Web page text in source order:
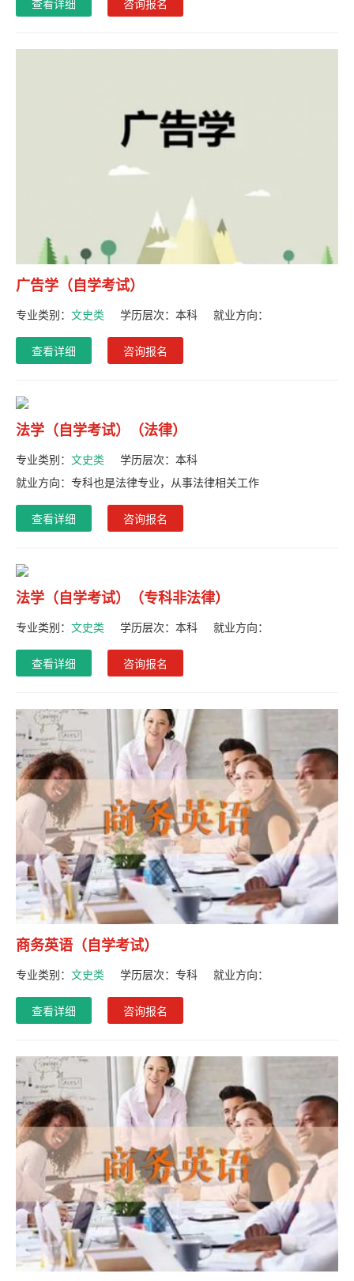
查看详细 咨询报名
广告学（自学考试）
专业类别： 文史类 学历层次： 本科 就业方向：
查看详细 咨询报名
法学（自学考试）（法律）
专业类别： 文史类 学历层次： 本科
就业方向：专科也是法律专业，从事法律相关工作
查看详细 咨询报名
法学（自学考试）（专科非法律）
专业类别： 文史类 学历层次： 本科 就业方向：
查看详细 咨询报名
商务英语（自学考试）
专业类别： 文史类 学历层次： 专科 就业方向：
查看详细 咨询报名